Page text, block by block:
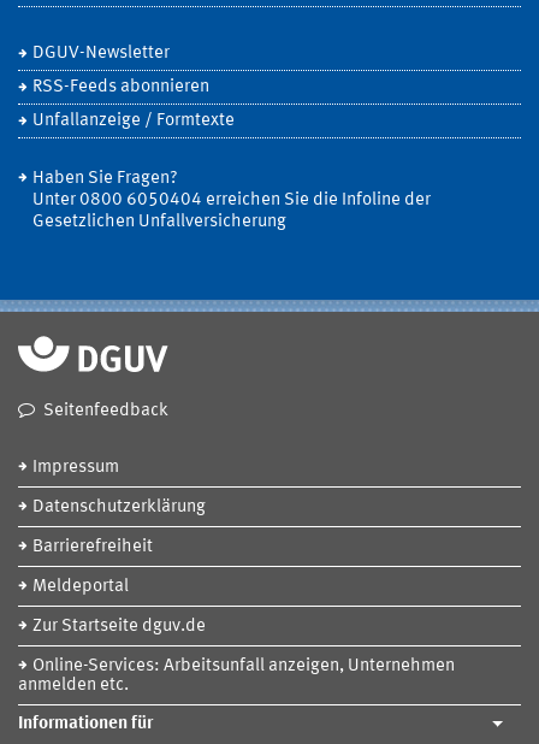
DGUV-Newsletter
RSS-Feeds abonnieren
Unfallanzeige / Formtexte
Haben Sie Fragen?
Unter 0800 6050404 erreichen Sie die Infoline der
Gesetzlichen Unfallversicherung
Seitenfeedback
Impressum
Datenschutzerklärung
Barrierefreiheit
Meldeportal
Zur Startseite dguv.de
Online-Services: Arbeitsunfall anzeigen, Unternehmen
anmelden etc.
Informationen für